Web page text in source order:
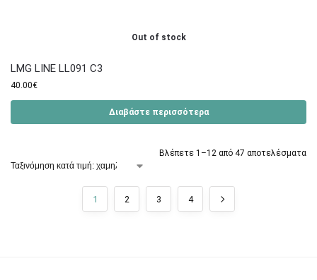
Out of stock
LMG LINE LL091 C3
40.00€
Διαβάστε περισσότερα
Βλέπετε 1–12 από 47 αποτελέσματα
1 2 3 4